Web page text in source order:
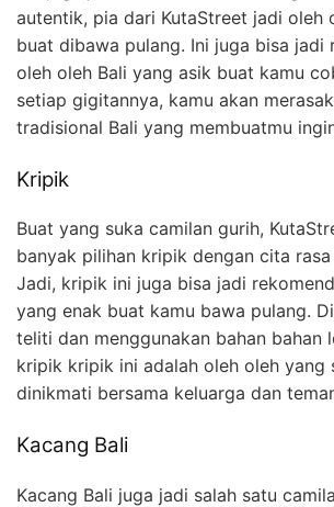
autentik, pia dari KutaStreet jadi oleh
buat dibawa pulang. Ini juga bisa jadi
oleh oleh Bali yang asik buat kamu
setiap gigitannya, kamu akan
tradisional Bali yang membuatmu
Kripik
Buat yang suka camilan gurih,
banyak pilihan kripik dengan cita
Jadi, kripik ini juga bisa jadi
yang enak buat kamu bawa pulang.
teliti dan menggunakan bahan bahan
kripik kripik ini adalah oleh oleh yang
dinikmati bersama keluarga dan
Kacang Bali
Kacang Bali juga jadi salah satu